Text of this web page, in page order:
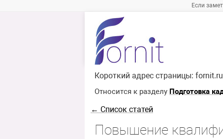
Если
Короткий адрес страницы:
Относится к разделу Подготовка
← Список статей
Повышение